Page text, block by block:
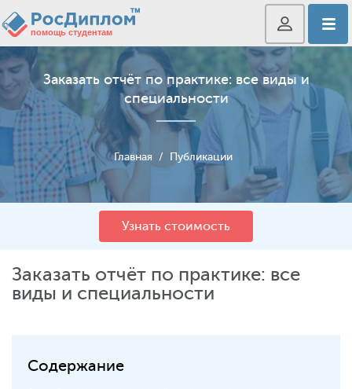
Заказать отчёт по практике: все виды и
специальности
Главная / Публикации
Узнать стоимость
Заказать отчёт по практике: все
виды и специальности
Содержание